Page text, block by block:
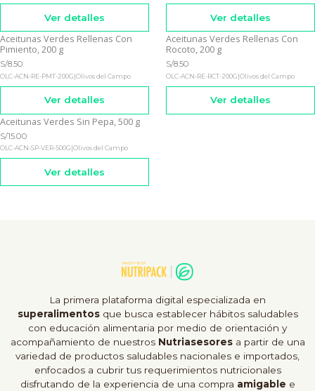
Ver detalles Ver detalles
Agotado
Aceitunas Verdes Rellenas Con
Pimiento, 200 g
S/8.50
OLC-ACN-RE-PMT-200G|Olivos del Campo
Ver detalles
Agotado
Aceitunas Verdes Rellenas Con
Rocoto, 200 g
S/8.50
OLC-ACN-RE-RCT-200G|Olivos del Campo
Ver detalles
Agotado
Aceitunas Verdes Sin Pepa, 500 g
S/15.00
OLC-ACN-SP-VER-500G Olivos del Campo
Ver detalles
La primera plataforma digital especializada en
superalimentosque busca establecer hábitos saludables
con educación alimentaria por medio de orientación y
acompañamiento de nuestros Nutriasesores a partir de una
variedad de productos saludables nacionales e importados,
enfocados a cubrir tus requerimientos nutricionales
disfrutando de la experiencia de una compra amigable e